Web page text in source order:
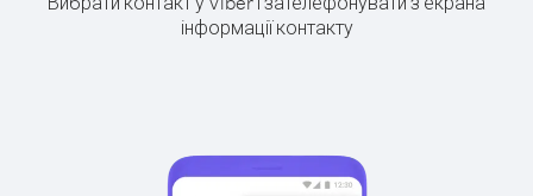
інформації контакту